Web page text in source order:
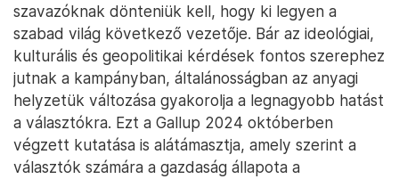
szavazóknak dönteniük kell, hogy ki legyen a
szabad világ következő vezetője. Bár az ideológiai,
kulturális és geopolitikai kérdések fontos szerephez
jutnak a kampányban, általánosságban az anyagi
helyzetük változása gyakorolja a legnagyobb hatást
a választókra. Ezt a Gallup 2024 októberben
végzett kutatása is alátámasztja, amely szerint a
választók számára a gazdaság állapota a